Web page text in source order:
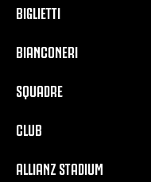
BIGLIETTI
BIANCONERI
SQUADRE
CLUB
ALLIANZ STADIUM